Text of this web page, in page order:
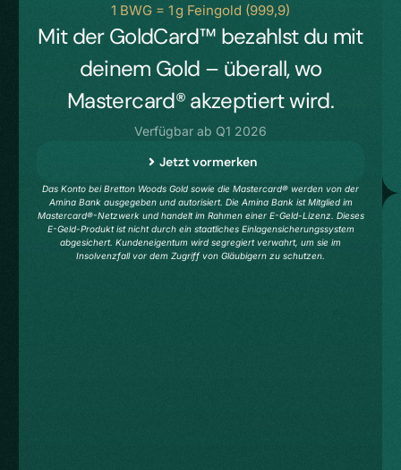
1 BWG = 1 g Feingold (999,9)
Mit der GoldCard™ bezahlst du mit
deinem Gold – überall, wo
Mastercard® akzeptiert wird.
Verfügbar ab Q1 2026
Jetzt vormerken
Das Konto bei Bretton Woods Gold sowie die Mastercard® werden von der
Amina Bank ausgegeben und autorisiert. Die Amina Bank ist Mitglied im
Mastercard®-Netzwerk und handelt im Rahmen einer E-Geld-Lizenz. Dieses
E-Geld-Produkt ist nicht durch ein staatliches Einlagensicherungssystem
abgesichert. Kundeneigentum wird segregiert verwahrt, um sie im
Insolvenzfall vor dem Zugriff von Gläubigern zu schutzen.